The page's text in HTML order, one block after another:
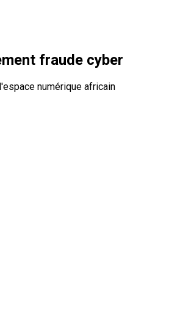
fraude cyber
numérique africain